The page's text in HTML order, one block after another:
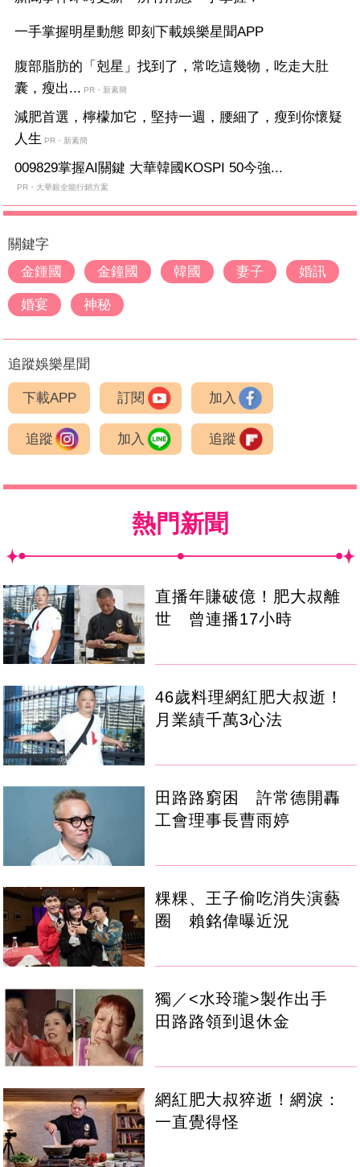
一手掌握明星動態 即刻下載娛樂星聞APP
腹部脂肪的「剋星」找到了，常吃這幾物，吃走大肚
囊，瘦出... PR・新素簡
減肥首選，檸檬加它，堅持一週，腰細了，瘦到你懷疑
人生 PR・新素簡
009829掌握AI關鍵 大華韓國KOSPI 50今強...
PR・大華銀全能行銷方案
關鍵字
金鍾國
金鐘國 韓國 妻子 婚訊
婚宴 神秘
追蹤娛樂星聞
下載APP 訂閱 加入
追蹤 加入 追蹤
熱門新聞
直播年賺破億！肥大叔離
世 曾連播17小時
46歲料理網紅肥大叔逝！
月業績千萬3心法
田路路窮困 許常德開轟
工會理事長曹雨婷
粿粿、王子偷吃消失演藝
圈 賴銘偉曝近況
獨／<水玲瓏>製作出手
田路路領到退休金
網紅肥大叔猝逝！網淚：
一直覺得怪